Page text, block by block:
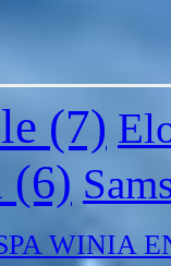
(7)
(6)
WINIA